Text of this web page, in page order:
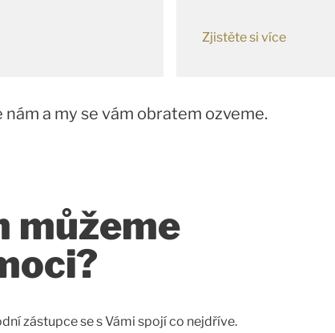
Zjistěte si více
a my se vám obratem ozveme.
můžeme
zástupce se s Vámi spojí co nejdříve.